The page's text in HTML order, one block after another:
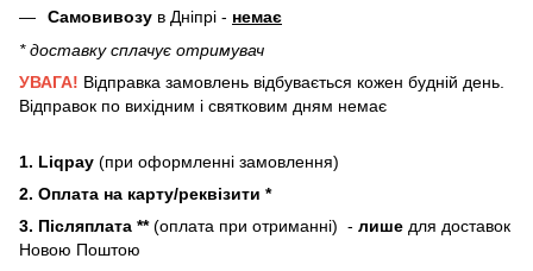
Самовивозу в Дніпрі - немає
* доставку сплачує отримувач
УВАГА! Відправка замовлень відбувається кожен будній день.
Відправок по вихідним і святковим дням немає
1. Liqpay (при оформленні замовлення)
2. Оплата на карту/реквізити *
3. Післяплата **(оплата при отриманні) - лише для доставок
Новою Поштою